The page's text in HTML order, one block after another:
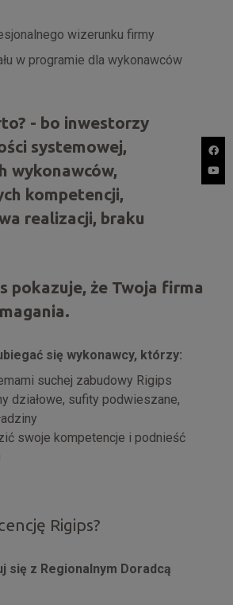
wizerunku firmy
w programie dla wykonawców
- bo inwestorzy
systemowej,
wykonawców,
kompetencji,
realizacji, braku
pokazuje, że Twoja firma
się wykonawcy, którzy:
suchej zabudowy Rigips
działowe, sufity podwieszane,
swoje kompetencje i podnieść
Rigips?
się z Regionalnym Doradcą